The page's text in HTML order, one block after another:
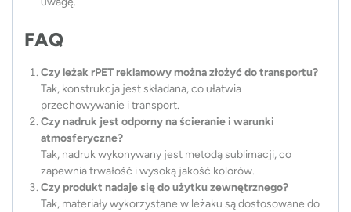
FAQ
Czy leżak rPET reklamowy można złożyć do transportu?
Tak, konstrukcja jest składana, co ułatwia
przechowywanie i transport.
Czy nadruk jest odporny na ścieranie i warunki
atmosferyczne?
Tak, nadruk wykonywany jest metodą sublimacji, co
zapewnia trwałość i wysoką jakość kolorów.
Czy produkt nadaje się do użytku zewnętrznego?
Tak, materiały wykorzystane w leżaku są dostosowane do